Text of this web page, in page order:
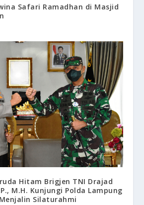
Safari Ramadhan di Masjid
Hitam Brigjen TNI Drajad
M.H. Kunjungi Polda Lampung
Silaturahmi